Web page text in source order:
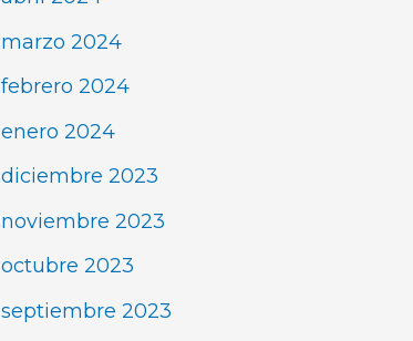
marzo 2024
febrero 2024
enero 2024
diciembre 2023
noviembre 2023
octubre 2023
septiembre 2023